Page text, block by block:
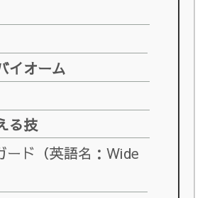
イオーム
る技
ード（英語名：Wide